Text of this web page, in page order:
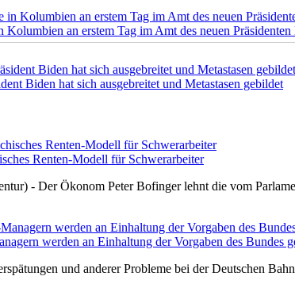
Kolumbien an erstem Tag im Amt des neuen Präsidenten
Biden hat sich ausgebreitet und Metastasen gebildet
Renten-Modell für Schwerarbeiter
- Der Ökonom Peter Bofinger lehnt die vom
werden an Einhaltung der Vorgaben des Bundes
und anderer Probleme bei der Deutschen